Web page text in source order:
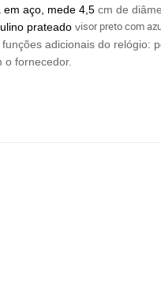
em aço, mede 4,5 cm de
prateado visor preto com
adicionais do relógio:
o fornecedor.